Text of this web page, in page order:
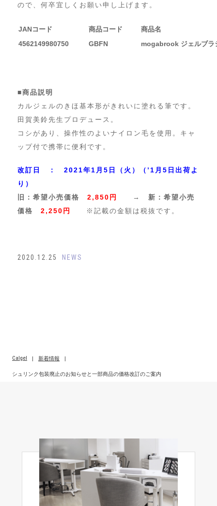
ので、何卒宜しくお願い申し上げます。
JANコード 商品コード
商品名
4562149980750
GBFN mogabrook ジェルブラ
■商品説明
カルジェルのきほ基本形がきれいに塗れる筆です。
田賀美鈴先生プロデュース。
コシがあり、操作性のよいナイロン毛を使用。キャ
ップ付で携帯に便利です。
改訂日 ： 2021年1月5日（火）（’1月5日出荷よ
り）
旧：希望小売価格 2,850円
→ 新：希望小売
価格 2,250円 ※記載の金額は税抜です。
2020.12.25 NEWS
Calgel | 新着情報 |
シュリンク包装廃止のお知らせと一部商品の価格改訂のご案内